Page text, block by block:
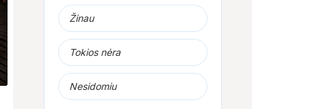
Žinau
Tokios nėra
Nesidomiu